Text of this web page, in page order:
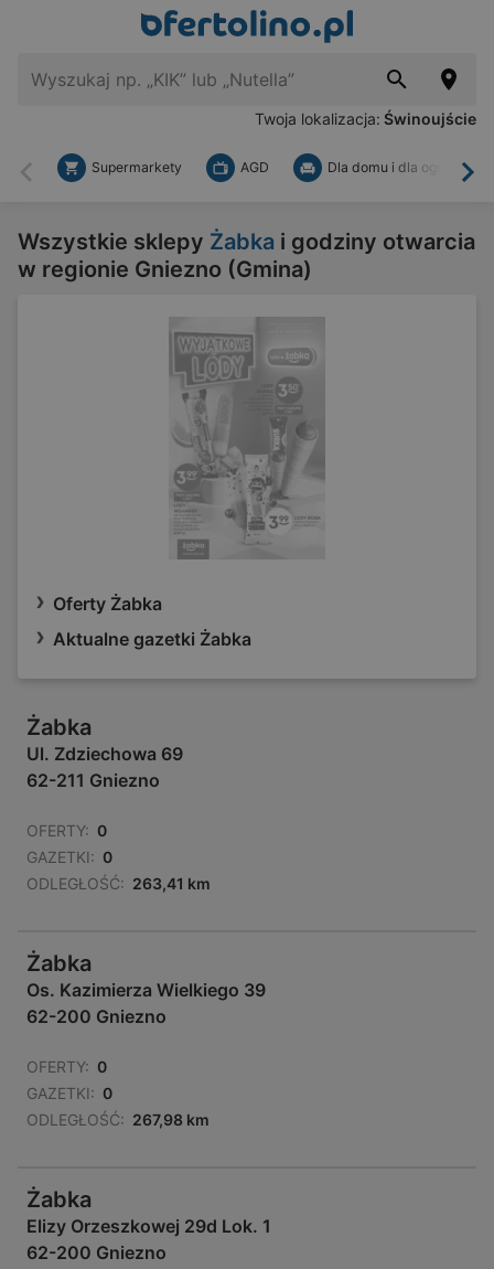
Twoja lokalizacja: Świnoujście
Wstecz
Supermarkety AGD Dla domu i dla ogrodu
Wszystkie sklepy Żabka i godziny otwarcia
w regionie Gniezno (Gmina)
Oferty Żabka
Aktualne gazetki Żabka
Żabka
Ul. Zdziechowa 69
62-211 Gniezno
OFERTY: 0
GAZETKI: 0
ODLEGŁOŚĆ: 263,41 km
Żabka
Os. Kazimierza Wielkiego 39
62-200 Gniezno
OFERTY: 0
GAZETKI: 0
ODLEGŁOŚĆ: 267,98 km
Żabka
Elizy Orzeszkowej 29d Lok. 1
62-200 Gniezno